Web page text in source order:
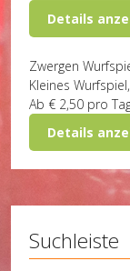
Details
Zwergen
Kleines
Ab € 2,50 pro
Details
Suchleiste